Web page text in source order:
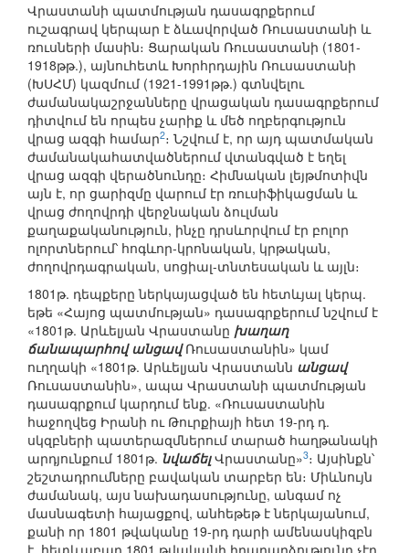
Վրաստանի պատմության դասագրքերում
ուշագրավ կերպար է ձևավորված Ռուսաստանի և
ռուսների մասին։ Ցարական Ռուսաստանի (1801-
1918թթ.), այնուհետև Խորհրդային Ռուսաստանի
(ԽՍՀՄ) կազմում (1921-1991թթ.) գտնվելու
ժամանակաշրջանները վրացական դասագրքերում
դիտվում են որպես չարիք և մեծ ողբերգություն
վրաց ազգի համար2։ Նշվում է, որ այդ պատմական
ժամանակահատվածներում վտանգված է եղել
վրաց ազգի վերածնունդը։ Հիմնական լեյթմոտիվն
այն է, որ ցարիզմը վարում էր ռուսիֆիկացման և
վրաց ժողովրդի վերջնական ձուլման
քաղաքականություն, ինչը դրսևորվում էր բոլոր
ոլորտներում՝ հոգևոր-կրոնական, կրթական,
ժողովրդագրական, սոցիալ-տնտեսական և այլն։
1801թ. դեպքերը ներկայացված են հետևյալ կերպ.
եթե «Հայոց պատմության» դասագրքերում նշվում է
«1801թ. Արևելյան Վրաստանը խաղաղ
ճանապարհով անցավՌուսաստանին» կամ
ուղղակի «1801թ. Արևելյան Վրաստանն անցավ
Ռուսաստանին», ապա Վրաստանի պատմության
դասագրքում կարդում ենք. «Ռուսաստանին
հաջողվեց Իրանի ու Թուրքիայի հետ 19-րդ դ.
սկզբների պատերազմներում տարած հաղթանակի
արդյունքում 1801թ. նվաճելՎրաստանը»3։ Այսինքն՝
շեշտադրումները բավական տարբեր են։ Միևնույն
ժամանակ, այս նախադասությունը, անգամ ոչ
մասնագետի հայացքով, անհեթեթ է ներկայանում,
քանի որ 1801 թվականը 19-րդ դարի ամենասկիզբն